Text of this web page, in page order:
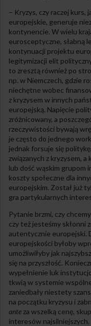
– Kryzys, czy raczej kurs,
europejskie, generuje
kontynencie. W wielu
eurosceptyczne, słabną
kontynuacji projektu
legitymizacji elit
to zresztą również po
np. w Niemczech, gdzie
niechętne wobec
z kryzysem w innych
europejską. Napięcie
zróżnicowany, a
rzeczywistości bywają
je często do jednego
jednak forsuje się
związanych z kryzysem,
lub dość wąskim grupom
koszty społeczne dla
europejskim. Został już
gra partykularnych
Pytanie brzmi, czy
czy też jesteśmy skłonni
autentycznie europejski.
europejskości byłoby
umożliwiłyby jak
się na przyszłość.
wypełnienie luk
tkwią w systemie
zaniedbały niestety
na początku kryzysu i
ante za wszelką cenę,
interesów najsilniejszych.